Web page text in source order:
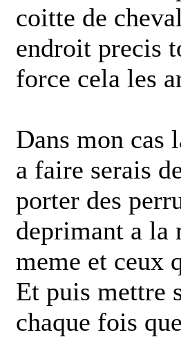
coitte de
endroit precis
force cela les
Dans mon cas
a faire serais
porter des
deprimant a la
meme et ceux
Et puis mettre
chaque fois